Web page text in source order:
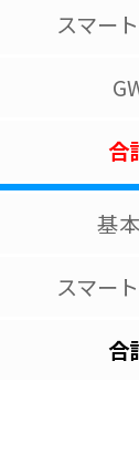
スマー
合
基
スマー
合